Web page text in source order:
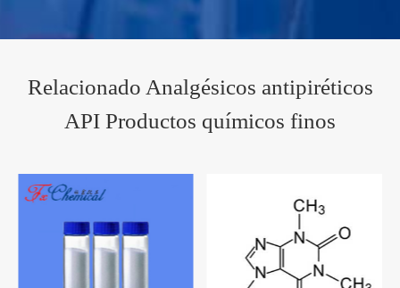
Relacionado Analgésicos antipiréticos
API Productos químicos finos